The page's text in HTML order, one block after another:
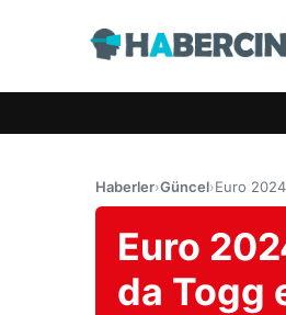
Haberler›Güncel›Euro
Euro
da Togg